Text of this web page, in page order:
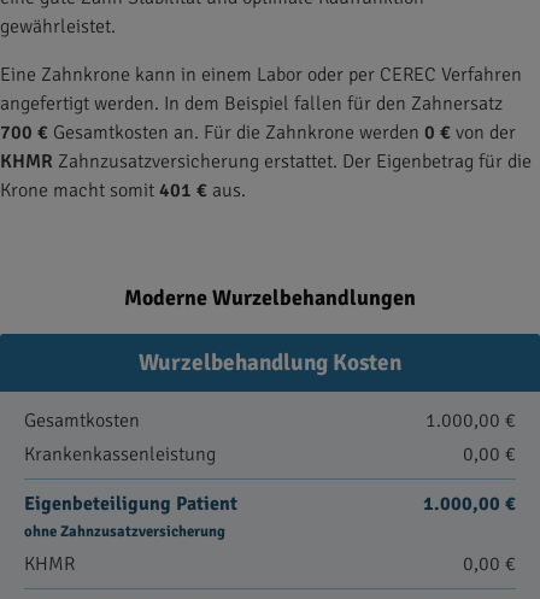
gewährleistet.
Eine Zahnkrone kann in einem Labor oder per CEREC Verfahren
angefertigt werden. In dem Beispiel fallen für den Zahnersatz
700 € Gesamtkosten an. Für die Zahnkrone werden 0 € von der
KHMR Zahnzusatzversicherung erstattet. Der Eigenbetrag für die
Krone macht somit 401 € aus.
Moderne Wurzelbehandlungen
Wurzelbehandlung Kosten
Gesamtkosten
1.000,00 €
Krankenkassenleistung
0,00 €
Eigenbeteiligung Patient
ohne Zahnzusatzversicherung
1.000,00 €
KHMR 0,00 €